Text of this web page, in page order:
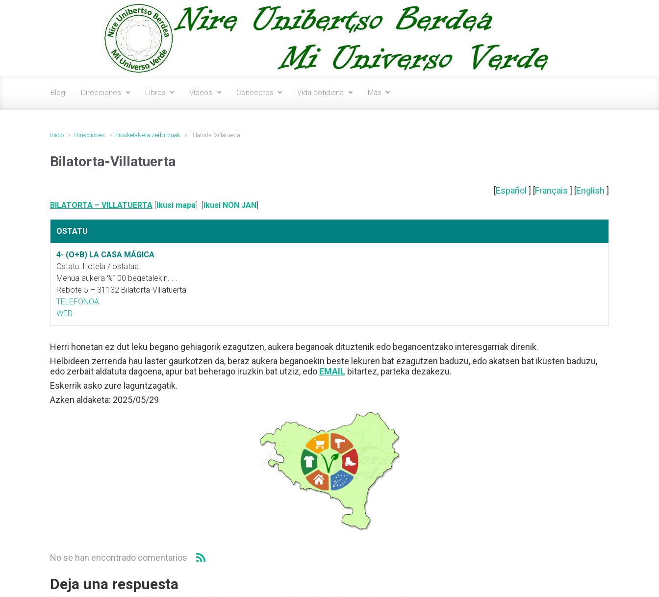
Blog Direcciones Libros Vídeos Conceptos Vida cotidiana Más
Inicio Direcciones Erosketak eta zerbitzuak Bilatorta-Villatuerta
Bilatorta-Villatuerta
[Español ] [Français ] [English ]
BILATORTA – VILLATUERTA [ikusi mapa] [ikusi NON JAN]
OSTATU
4- (O+B) LA CASA MÁGICA
Ostatu. Hotela / ostatua
Menua aukera %100 begetalekin. . .
Rebote 5 – 31132 Bilatorta-Villatuerta
TELEFONOA
WEB
Herri honetan ez dut leku begano gehiagorik ezagutzen, aukera beganoak dituztenik edo beganoentzako interesgarriak direnik.
Helbideen zerrenda hau laster gaurkotzen da, beraz aukera beganoekin beste lekuren bat ezagutzen baduzu, edo akatsen bat ikusten baduzu,
edo zerbait aldatuta dagoena, apur bat beherago iruzkin bat utziz, edo EMAIL bitartez, parteka dezakezu.
Eskerrik asko zure laguntzagatik.
Azken aldaketa: 2025/05/29
No se han encontrado comentarios
Deja una respuesta